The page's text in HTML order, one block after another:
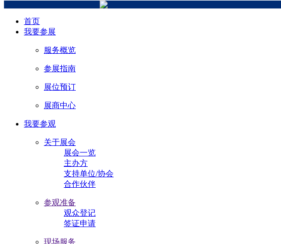
首页
我要参展
服务概览
参展指南
展位预订
展商中心
我要参观
关于展会
展会一览
主办方
支持单位/协会
合作伙伴
参观准备
观众登记
签证申请
现场服务